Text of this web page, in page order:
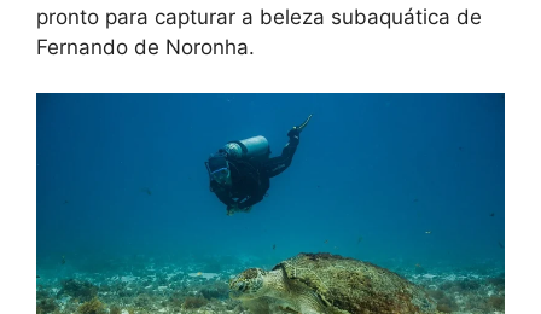
pronto para capturar a beleza subaquática de
Fernando de Noronha.